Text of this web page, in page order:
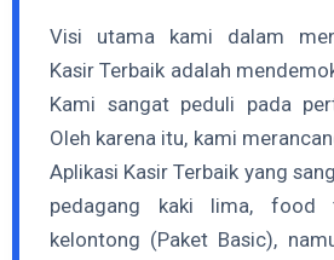
Visi utama kami dalam
Kasir Terbaik adalah
Kami sangat peduli pada
Oleh karena itu, kami
Aplikasi Kasir Terbaik yang
pedagang kaki lima, food
kelontong (Paket Basic),